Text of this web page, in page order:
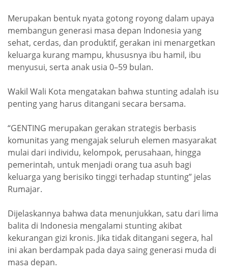
Merupakan bentuk nyata gotong royong dalam upaya
membangun generasi masa depan Indonesia yang
sehat, cerdas, dan produktif, gerakan ini menargetkan
keluarga kurang mampu, khususnya ibu hamil, ibu
menyusui, serta anak usia 0–59 bulan.
Wakil Wali Kota mengatakan bahwa stunting adalah isu
penting yang harus ditangani secara bersama.
“GENTING merupakan gerakan strategis berbasis
komunitas yang mengajak seluruh elemen masyarakat
mulai dari individu, kelompok, perusahaan, hingga
pemerintah, untuk menjadi orang tua asuh bagi
keluarga yang berisiko tinggi terhadap stunting” jelas
Rumajar.
Dijelaskannya bahwa data menunjukkan, satu dari lima
balita di Indonesia mengalami stunting akibat
kekurangan gizi kronis. Jika tidak ditangani segera, hal
ini akan berdampak pada daya saing generasi muda di
masa depan.